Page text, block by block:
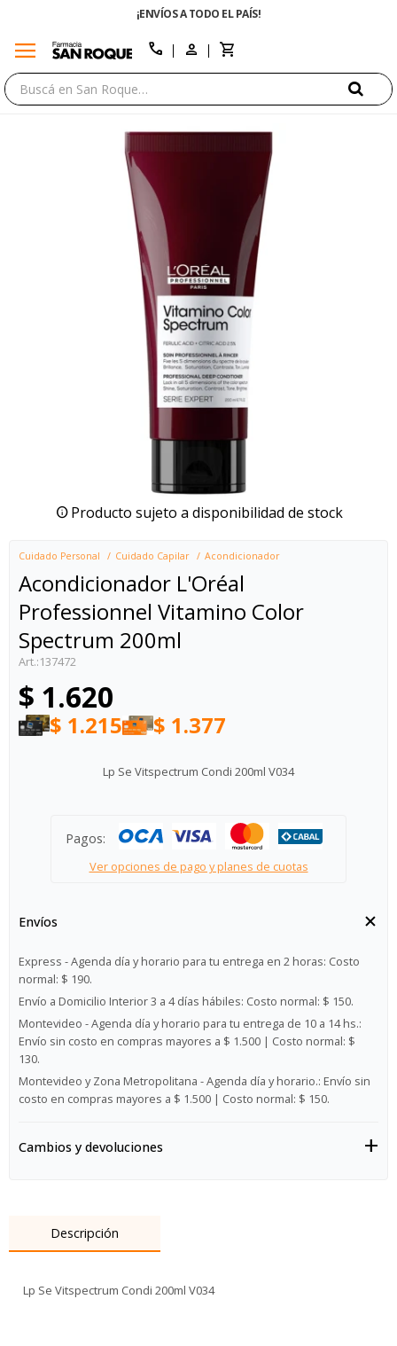
¡ENVÍOS A TODO EL PAÍS!
menu call
Producto sujeto a disponibilidad de stock
Cuidado Personal Cuidado Capilar Acondicionador
Acondicionador L'Oréal
Professionnel Vitamino Color
Spectrum 200ml
137472
$ 1.620
$ 1.215 $ 1.377
Lp Se Vitspectrum Condi 200ml V034
Pagos:
Ver opciones de pago y planes de cuotas
Envíos
Express - Agenda día y horario para tu entrega en 2 horas: Costo
normal: $ 190.
Envío a Domicilio Interior 3 a 4 días hábiles: Costo normal: $ 150.
Montevideo - Agenda día y horario para tu entrega de 10 a 14 hs.:
Envío sin costo en compras mayores a $ 1.500 | Costo normal: $
130.
Montevideo y Zona Metropolitana - Agenda día y horario.: Envío sin
costo en compras mayores a $ 1.500 | Costo normal: $ 150.
Cambios y devoluciones
Descripción
Lp Se Vitspectrum Condi 200ml V034
close